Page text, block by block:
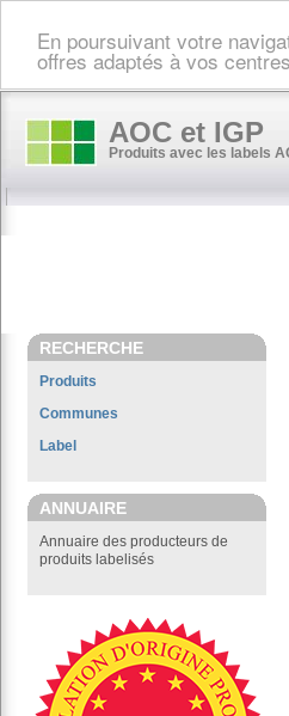
En poursuivant votre
offres adaptés à vos
AOC et IGP
Produits avec les labels
RECHERCHE
Produits
Communes
Label
ANNUAIRE
Annuaire des producteurs de
produits labelisés